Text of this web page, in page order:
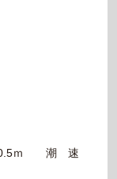
ｍ 潮 速